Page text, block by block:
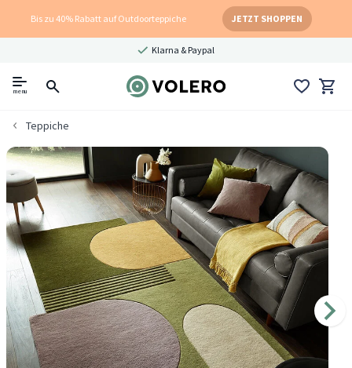
Bis zu 40% Rabatt auf Outdoorteppiche JETZT SHOPPEN
Klarna & Paypal
menu
Teppiche